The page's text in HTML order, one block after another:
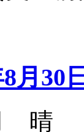
月30
晴